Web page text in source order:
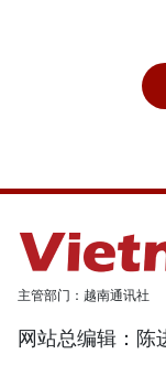
主管部门：越南通讯社
网站总编辑：陈